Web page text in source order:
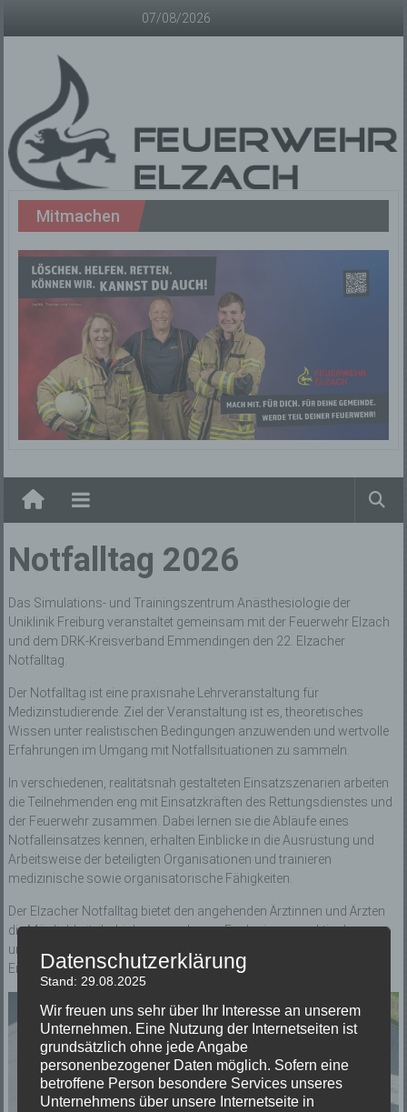
07/08/2026
Freiwillige
Feuerwehr
Elzach
Offizielle
Freiwilligen
Feuerwehr
Elzach
Mitmachen
Notfalltag 2026
Das Simulations- und Trainingszentrum Anästhesiologie der
Uniklinik Freiburg veranstaltet gemeinsam mit der Feuerwehr Elzach
und dem DRK-Kreisverband Emmendingen den 22. Elzacher
Notfalltag.
Der Notfalltag ist eine praxisnahe Lehrveranstaltung für
Medizinstudierende. Ziel der Veranstaltung ist es, theoretisches
Wissen unter realistischen Bedingungen anzuwenden und wertvolle
Erfahrungen im Umgang mit Notfallsituationen zu sammeln.
In verschiedenen, realitätsnah gestalteten Einsatzszenarien arbeiten
die Teilnehmenden eng mit Einsatzkräften des Rettungsdienstes und
der Feuerwehr zusammen. Dabei lernen sie die Abläufe eines
Notfalleinsatzes kennen, erhalten Einblicke in die Ausrüstung und
Arbeitsweise der beteiligten Organisationen und trainieren
medizinische sowie organisatorische Fähigkeiten.
Der Elzacher Notfalltag bietet den angehenden Ärztinnen und Ärzten
die Möglichkeit, ihr bisher erworbenes Fachwissen praktisch
umzusetzen, die Zusammenarbeit im Team zu stärken und wichtige
Erfahrungen für ihren späteren Berufsalltag zu sammeln.
Datenschutzerklärung
Stand: 29.08.2025
Wir freuen uns sehr über Ihr Interesse an unserem
Unternehmen. Eine Nutzung der Internetseiten ist
grundsätzlich ohne jede Angabe
personenbezogener Daten möglich. Sofern eine
betroffene Person besondere Services unseres
Unternehmens über unsere Internetseite in